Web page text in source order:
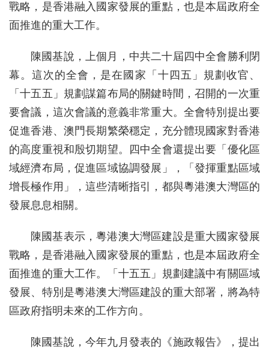
戰略，是香港融入國家發展的重點，也是本屆政府全
面推進的重大工作。
陳國基說，上個月，中共二十屆四中全會勝利閉
幕。這次的全會，是在國家「十四五」規劃收官、
「十五五」規劃謀篇布局的關鍵時間，召開的一次重
要會議，這次會議的意義非常重大。全會特別提出要
促進香港、澳門長期繁榮穩定，充分體現國家對香港
的高度重視和殷切期望。四中全會還提出要「優化區
域經濟布局，促進區域協調發展」，「發揮重點區域
增長極作用」，這些清晰指引，都與粵港澳大灣區的
發展息息相關。
陳國基表示，粵港澳大灣區建設是重大國家發展
戰略，是香港融入國家發展的重點，也是本屆政府全
面推進的重大工作。「十五五」規劃建議中有關區域
發展、特別是粵港澳大灣區建設的重大部署，將為特
區政府指明未來的工作方向。
陳國基說，今年九月發表的《施政報告》，提出